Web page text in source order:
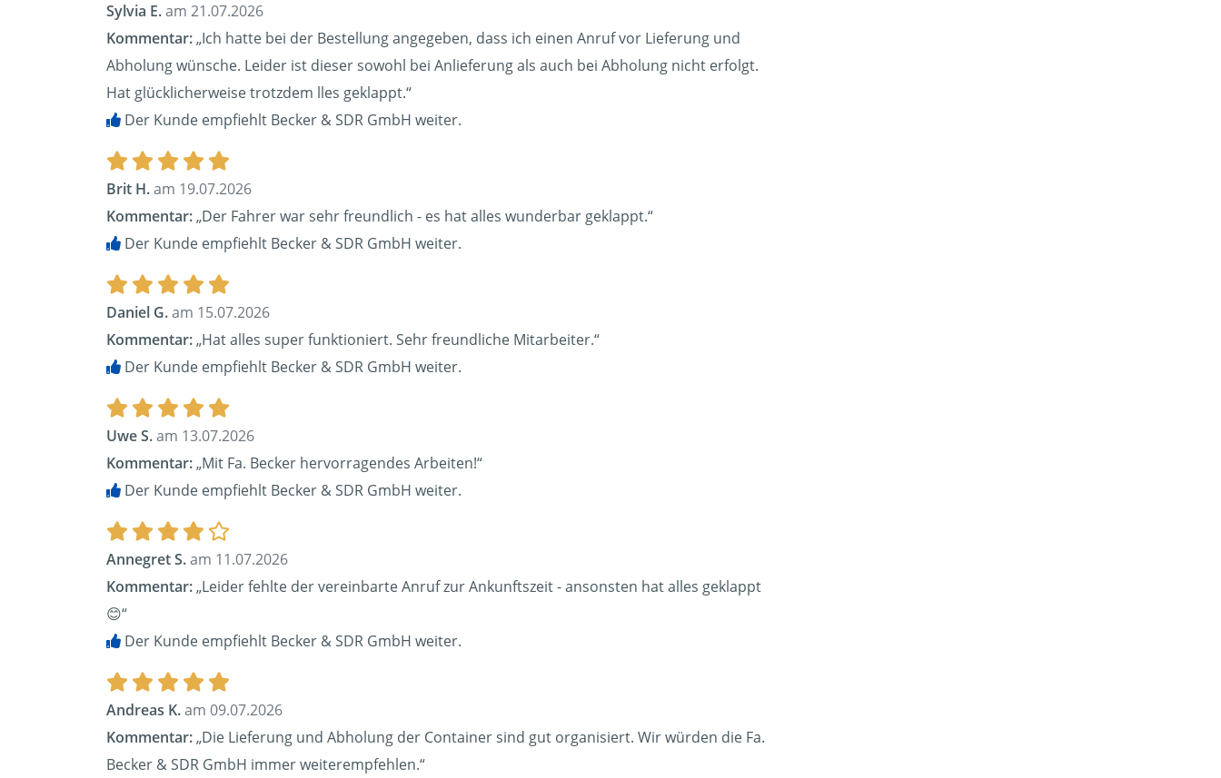
Sylvia E.am 21.07.2026
Kommentar:„Ich hatte bei der Bestellung angegeben, dass ich einen Anruf vor Lieferung und
Abholung wünsche. Leider ist dieser sowohl bei Anlieferung als auch bei Abholung nicht erfolgt.
Hat glücklicherweise trotzdem lles geklappt.“
Der Kunde empfiehlt Becker & SDR GmbH weiter.
Brit H.am 19.07.2026
Kommentar:„Der Fahrer war sehr freundlich - es hat alles wunderbar geklappt.“
Der Kunde empfiehlt Becker & SDR GmbH weiter.
Daniel G.am 15.07.2026
Kommentar:„Hat alles super funktioniert. Sehr freundliche Mitarbeiter.“
Der Kunde empfiehlt Becker & SDR GmbH weiter.
Uwe S.am 13.07.2026
Kommentar:„Mit Fa. Becker hervorragendes Arbeiten!“
Der Kunde empfiehlt Becker & SDR GmbH weiter.
Annegret S.am 11.07.2026
Kommentar:„Leider fehlte der vereinbarte Anruf zur Ankunftszeit - ansonsten hat alles geklappt
😊“
Der Kunde empfiehlt Becker & SDR GmbH weiter.
Andreas K.am 09.07.2026
Kommentar:„Die Lieferung und Abholung der Container sind gut organisiert. Wir würden die Fa.
Becker & SDR GmbH immer weiterempfehlen.“